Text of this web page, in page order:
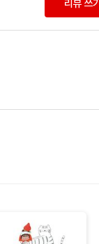
리뷰 쓰기